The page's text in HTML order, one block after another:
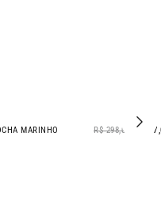
MARINHO R$ 298,00 R$